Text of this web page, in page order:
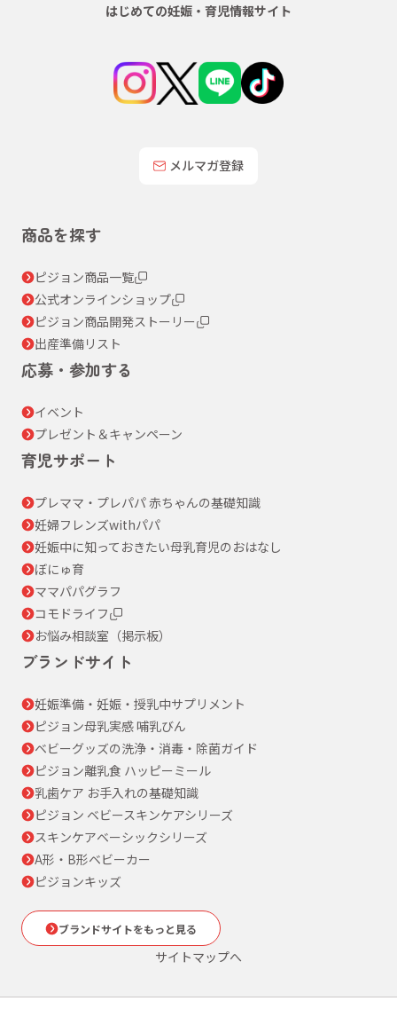
はじめての妊娠・育児情報サイト
メルマガ登録
商品を探す
ピジョン商品一覧
公式オンラインショップ
ピジョン商品開発ストーリー
出産準備リスト
応募・参加する
イベント
プレゼント＆キャンペーン
育児サポート
プレママ・プレパパ 赤ちゃんの基礎知識
妊婦フレンズwithパパ
妊娠中に知っておきたい母乳育児のおはなし
ぼにゅ育
ママパパグラフ
コモドライフ
お悩み相談室（掲示板）
ブランドサイト
妊娠準備・妊娠・授乳中サプリメント
ピジョン母乳実感 哺乳びん
ベビーグッズの洗浄・消毒・除菌ガイド
ピジョン離乳食 ハッピーミール
乳歯ケア お手入れの基礎知識
ピジョン ベビースキンケアシリーズ
スキンケアベーシックシリーズ
A形・B形ベビーカー
ピジョンキッズ
ブランドサイトをもっと見る
サイトマップへ